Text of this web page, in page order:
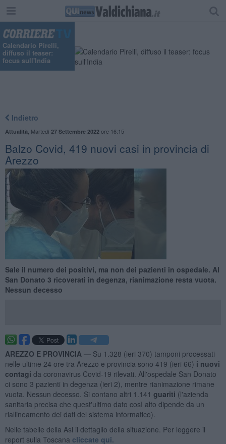
Calendario Pirelli,
diffuso il teaser:
focus sull'India
Indietro
Attualità Martedì 27 Settembre 2022ore 16:15
Balzo Covid, 419 nuovi casi in provincia di
Arezzo
Sale il numero dei positivi, ma non dei pazienti in ospedale. Al
San Donato 3 ricoverati in degenza, rianimazione resta vuota.
Nessun decesso
AREZZO E PROVINCIA — Su 1.328 (ieri 370) tamponi processati
nelle ultime 24 ore tra Arezzo e provincia sono 419 (ieri 66) i nuovi
contagi da coronavirus Covid-19 rilevati. All'ospedale San Donato
ci sono 3 pazienti in degenza (ieri 2), mentre rianimazione rimane
vuota. Nessun decesso. Si contano altri 1.141 guariti (l'azienda
sanitaria precisa che quest'ultimo dato così alto dipende da un
riallineamento dei dati del sistema informatico).
Nelle tabelle della Asl il dettaglio della situazione. Per leggere il
report sulla Toscana cliccate qui.